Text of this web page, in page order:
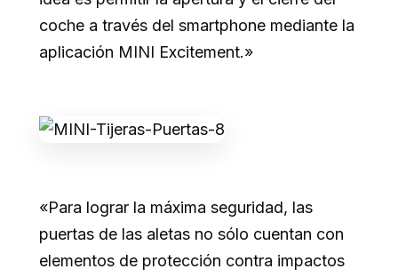
coche a través del smartphone mediante la
aplicación MINI Excitement.»
«Para lograr la máxima seguridad, las
puertas de las aletas no sólo cuentan con
elementos de protección contra impactos